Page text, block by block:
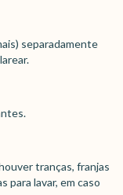
separadamente
tranças, franjas
para lavar, em caso